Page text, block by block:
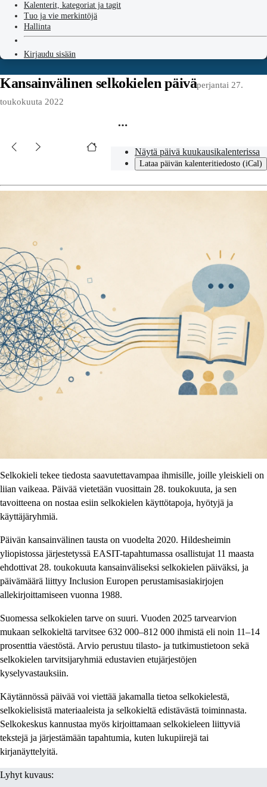
Kalenterit, kategoriat ja tagit
Tuo ja vie merkintöjä
Hallinta
Kirjaudu sisään
Kansainvälinen selkokielen päiväperjantai 27.
toukokuuta 2022
Näytä päivä kuukausikalenterissa
Lataa päivän kalenteritiedosto (iCal)
Selkokieli tekee tiedosta saavutettavampaa ihmisille, joille yleiskieli on
liian vaikeaa. Päivää vietetään vuosittain 28. toukokuuta, ja sen
tavoitteena on nostaa esiin selkokielen käyttötapoja, hyötyjä ja
käyttäjäryhmiä.
Päivän kansainvälinen tausta on vuodelta 2020. Hildesheimin
yliopistossa järjestetyssä EASIT-tapahtumassa osallistujat 11 maasta
ehdottivat 28. toukokuuta kansainväliseksi selkokielen päiväksi, ja
päivämäärä liittyy Inclusion Europen perustamisasiakirjojen
allekirjoittamiseen vuonna 1988.
Suomessa selkokielen tarve on suuri. Vuoden 2025 tarvearvion
mukaan selkokieltä tarvitsee 632 000–812 000 ihmistä eli noin 11–14
prosenttia väestöstä. Arvio perustuu tilasto- ja tutkimustietoon sekä
selkokielen tarvitsijaryhmiä edustavien etujärjestöjen
kyselyvastauksiin.
Käytännössä päivää voi viettää jakamalla tietoa selkokielestä,
selkokielisistä materiaaleista ja selkokieltä edistävästä toiminnasta.
Selkokeskus kannustaa myös kirjoittamaan selkokieleen liittyviä
tekstejä ja järjestämään tapahtumia, kuten lukupiirejä tai
kirjanäyttelyitä.
Lyhyt kuvaus: